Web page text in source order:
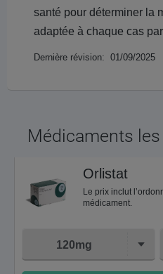
santé pour déterminer la
adaptée à chaque cas
Dernière révision: 01/09/2025
Médicaments
Orlistat
Le prix inclut
médicament.
120mg